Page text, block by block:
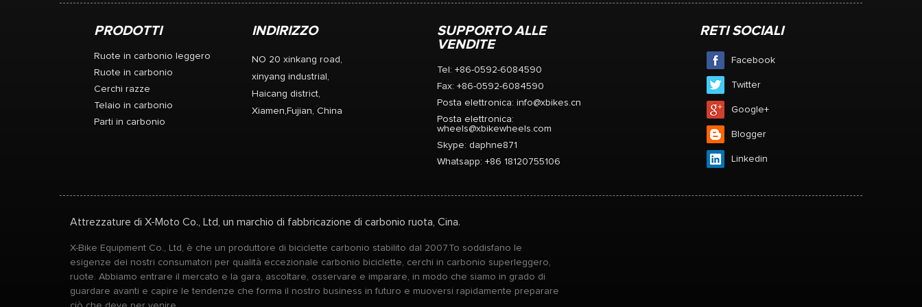
PRODOTTI
Ruote in carbonio leggero
Ruote in carbonio
Cerchi razze
Telaio in carbonio
Parti in carbonio
INDIRIZZO
NO 20 xinkang road,
xinyang industrial,
Haicang district,
Xiamen,Fujian, China
SUPPORTO ALLE
VENDITE
Tel: +86-0592-6084590
Fax: +86-0592-6084590
Posta elettronica: info@xbikes.cn
Posta elettronica:
wheels@xbikewheels.com
Skype: daphne871
Whatsapp: +86 18120755106
RETI SOCIALI
Facebook
Twitter
Google+
Blogger
Linkedin
Attrezzature di X-Moto Co., Ltd, un marchio di fabbricazione di carbonio ruota, Cina.
X-Bike Equipment Co., Ltd, è che un produttore di biciclette carbonio stabilito dal 2007.To soddisfano le
esigenze dei nostri consumatori per qualità eccezionale carbonio biciclette, cerchi in carbonio superleggero,
ruote. Abbiamo entrare il mercato e la gara, ascoltare, osservare e imparare, in modo che siamo in grado di
guardare avanti e capire le tendenze che forma il nostro business in futuro e muoversi rapidamente preparare